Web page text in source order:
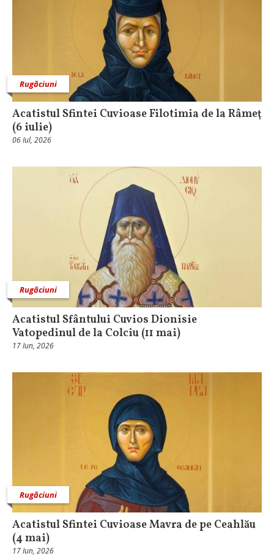
Rugăciuni
Acatistul Sfintei Cuvioase Filotimia de la Râmeţ
(6 iulie)
06 Iul, 2026
Rugăciuni
Acatistul Sfântului Cuvios Dionisie
Vatopedinul de la Colciu (11 mai)
17 Iun, 2026
Rugăciuni
Acatistul Sfintei Cuvioase Mavra de pe Ceahlău
(4 mai)
17 Iun, 2026